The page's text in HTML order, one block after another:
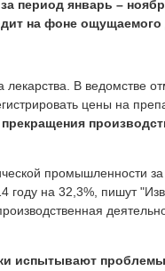
период январь –
на фоне ощущаемого
В ведомстве
цены на
промышленности
году на 32,3%, пишут
испытывают